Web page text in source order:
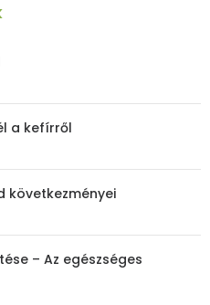
a kefírről
következményei
– Az egészséges